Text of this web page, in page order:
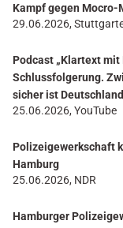
Kampf gegen Mocro-
29.06.2026,
Podcast „Klartext
Schlussfolgerung.
sicher ist
25.06.2026, YouTube
Polizeigewerkschaft
Hamburg
25.06.2026, NDR
Hamburger